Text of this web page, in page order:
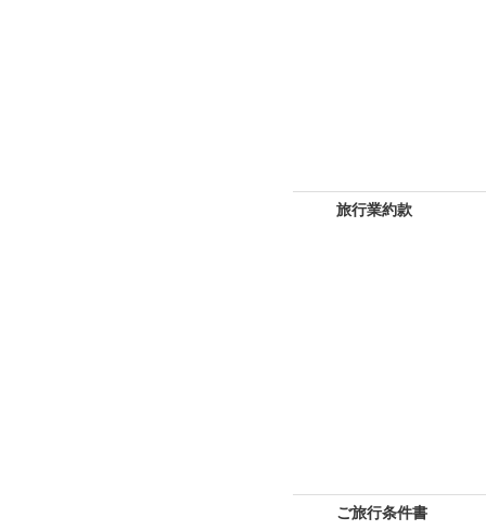
旅行業約款
ご旅行条件書